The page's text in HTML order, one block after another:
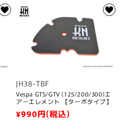
JH38-TBF
Vespa GTS/GTV (125/200/300)エ
アーエレメント 【ターボタイプ】
通
¥990円(税込)